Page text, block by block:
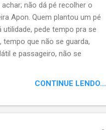
não dá pé recolher o
Apon. Quem plantou um pé
pede tempo pra se
que não se guarda,
e passageiro, não se
CONTINUE LENDO...